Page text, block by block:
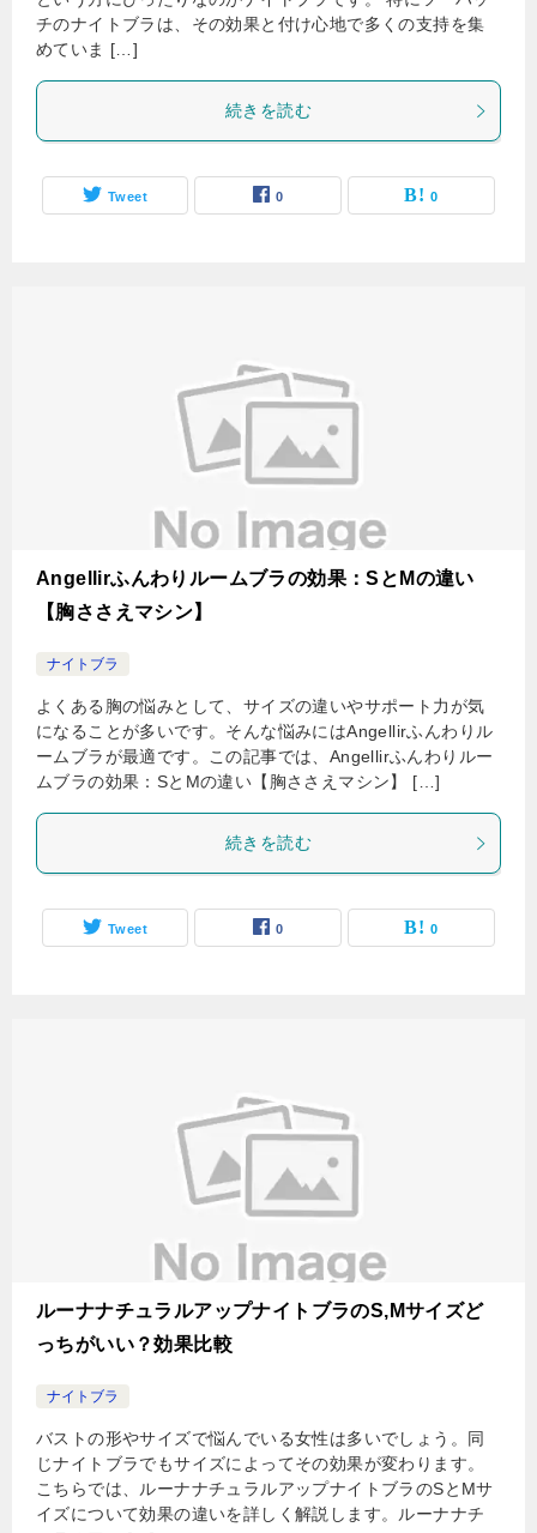
チのナイトブラは、その効果と付け心地で多くの支持を集
めていま […]
続きを読む
Tweet 0 0
Angellirふんわりルームブラの効果：SとMの違い
【胸ささえマシン】
ナイトブラ
よくある胸の悩みとして、サイズの違いやサポート力が気
になることが多いです。そんな悩みにはAngellirふんわりル
ームブラが最適です。この記事では、Angellirふんわりルー
ムブラの効果：SとMの違い【胸ささえマシン】 […]
続きを読む
Tweet 0 0
ルーナナチュラルアップナイトブラのS,Mサイズど
っちがいい？効果比較
ナイトブラ
バストの形やサイズで悩んでいる女性は多いでしょう。同
じナイトブラでもサイズによってその効果が変わります。
こちらでは、ルーナナチュラルアップナイトブラのSとMサ
イズについて効果の違いを詳しく解説します。ルーナナチ